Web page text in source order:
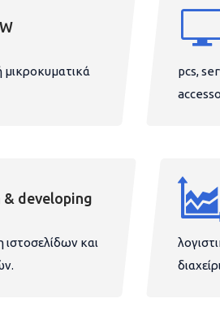
pcs,
& developing
ιστοσελίδων και